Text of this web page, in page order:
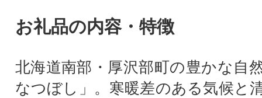
お礼品の内容・特徴
北海道南部・厚沢部町の豊かな自
なつぼし」。寒暖差のある気候と